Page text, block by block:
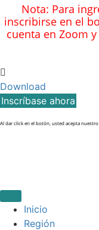
Nota: Para
inscribirse en el
cuenta en Zoom
Download
Inscríbase ahora
Al dar click en el botón, usted acepta nuestro
Inicio
Región